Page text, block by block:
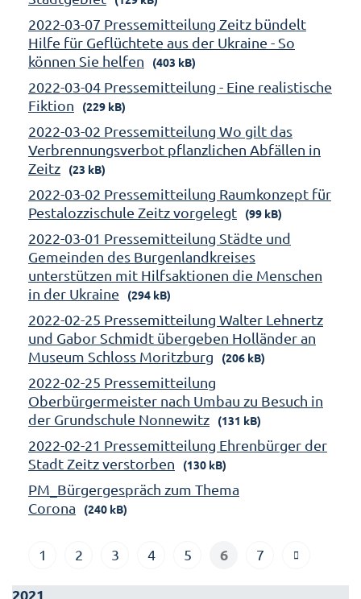
2022-03-07 Pressemitteilung Zeitz bündelt
Hilfe für Geflüchtete aus der Ukraine - So
können Sie helfen
(403 kB)
2022-03-04 Pressemitteilung - Eine realistische
Fiktion
(229 kB)
2022-03-02 Pressemitteilung Wo gilt das
Verbrennungsverbot pflanzlichen Abfällen in
Zeitz
(23 kB)
2022-03-02 Pressemitteilung Raumkonzept für
Pestalozzischule Zeitz vorgelegt
(99 kB)
2022-03-01 Pressemitteilung Städte und
Gemeinden des Burgenlandkreises
unterstützen mit Hilfsaktionen die Menschen
in der Ukraine
(294 kB)
2022-02-25 Pressemitteilung Walter Lehnertz
und Gabor Schmidt übergeben Holländer an
Museum Schloss Moritzburg
(206 kB)
2022-02-25 Pressemitteilung
Oberbürgermeister nach Umbau zu Besuch in
der Grundschule Nonnewitz
(131 kB)
2022-02-21 Pressemitteilung Ehrenbürger der
Stadt Zeitz verstorben
(130 kB)
PM_Bürgergespräch zum Thema
Corona
(240 kB)
1 2 3 4 5 6 7
2021